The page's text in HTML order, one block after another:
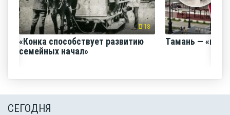
18
«Конка способствует развитию
семейных начал»
Тамань —
СЕГОДНЯ